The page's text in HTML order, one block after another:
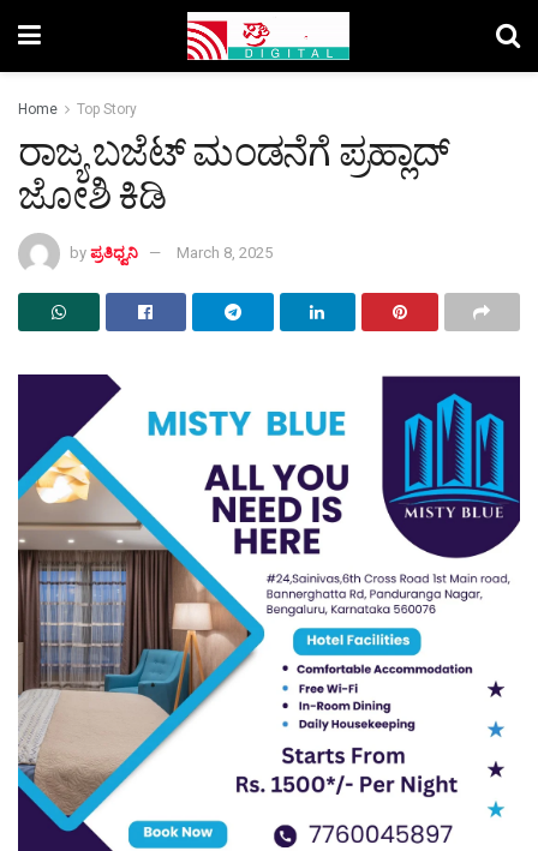
Home Top Story
ರಾಜ್ಯ ಬಜೆಟ್‌ ಮಂಡನೆಗೆ ಪ್ರಹ್ಲಾದ್‌
ಜೋಶಿ ಕಿಡಿ
by ಪ್ರತಿಧ್ವನಿ March 8, 2025